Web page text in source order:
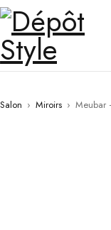
Salon › Miroirs › Meubar